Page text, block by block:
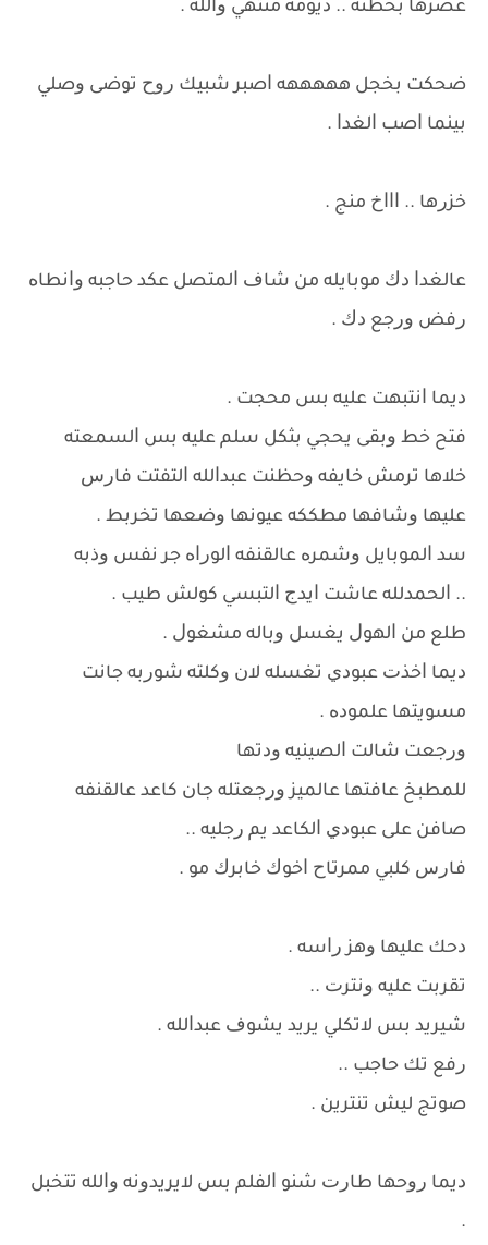
ﻋﺼﺮﻫﺎ ﺑﺤﻈﻨﻪ .. ﺩﻳﻮﻣﻪ ﻣﻨﺘﻬﻲ ﻭﺍﻟﻠﻪ .
ﺿﺤﻜﺖ ﺑﺨﺠﻞ ﻫﻬﻬﻬﻬﻪ ﺍﺻﺒﺮ ﺷﺒﻴﻚ ﺭﻭﺡ ﺗﻮﺿﻰ ﻭﺻﻠﻲ
ﺑﻴﻨﻤﺎ ﺍﺻﺐ ﺍﻟﻐﺪﺍ .
ﺧﺰﺭﻫﺎ .. ﺍﺍﺍﺥ ﻣﻨﺞ .
ﻋﺎﻟﻐﺪﺍ ﺩﻙ ﻣﻮﺑﺎﻳﻠﻪ ﻣﻦ ﺷﺎﻑ ﺍﻟﻤﺘﺼﻞ ﻋﻜﺪ ﺣﺎﺟﺒﻪ ﻭﺍﻧﻄﺎﻩ
ﺭﻓﺾ ﻭﺭﺟﻊ ﺩﻙ .
ﺩﻳﻤﺎ ﺍﻧﺘﺒﻬﺖ ﻋﻠﻴﻪ ﺑﺲ ﻣﺤﺠﺖ .
ﻓﺘﺢ ﺧﻂ ﻭﺑﻘﻰ ﻳﺤﺠﻲ ﺑﺜﻜﻞ ﺳﻠﻢ ﻋﻠﻴﻪ ﺑﺲ ﺍﻟﺴﻤﻌﺘﻪ
ﺧﻼﻫﺎ ﺗﺮﻣﺶ ﺧﺎﻳﻔﻪ ﻭﺣﻈﻨﺖ ﻋﺒﺪﺍﻟﻠﻪ ﺍﻟﺘﻔﺘﺖ ﻓﺎﺭﺱ
ﻋﻠﻴﻬﺎ ﻭﺷﺎﻓﻬﺎ ﻣﻄﻜﻜﻪ ﻋﻴﻮﻧﻬﺎ ﻭﺿﻌﻬﺎ ﺗﺨﺮﺑﻂ .
ﺳﺪ ﺍﻟﻤﻮﺑﺎﻳﻞ ﻭﺷﻤﺮﻩ ﻋﺎﻟﻘﻨﻔﻪ ﺍﻟﻮﺭﺍﻩ ﺟﺮ ﻧﻔﺲ ﻭﺫﺑﻪ
.. ﺍﻟﺤﻤﺪﻟﻠﻪ ﻋﺎﺷﺖ ﺍﻳﺪﺝ ﺍﻟﺘﺒﺴﻲ ﻛﻮﻟﺶ ﻃﻴﺐ .
ﻃﻠﻊ ﻣﻦ ﺍﻟﻬﻮﻝ ﻳﻐﺴﻞ ﻭﺑﺎﻟﻪ ﻣﺸﻐﻮﻝ .
ﺩﻳﻤﺎ ﺍﺧﺬﺕ ﻋﺒﻮﺩﻱ ﺗﻐﺴﻠﻪ ﻻﻥ ﻭﻛﻠﺘﻪ ﺷﻮﺭﺑﻪ ﺟﺎﻧﺖ
ﻣﺴﻮﻳﺘﻬﺎ ﻋﻠﻤﻮﺩﻩ .
ﻭﺭﺟﻌﺖ ﺷﺎﻟﺖ ﺍﻟﺼﻴﻨﻴﻪ ﻭﺩﺗﻬﺎ
ﻟﻠﻤﻄﺒﺦ ﻋﺎﻓﺘﻬﺎ ﻋﺎﻟﻤﻴﺰ ﻭﺭﺟﻌﺘﻠﻪ ﺟﺎﻥ ﻛﺎﻋﺪ ﻋﺎﻟﻘﻨﻔﻪ
ﺻﺎﻓﻦ ﻋﻠﻰ ﻋﺒﻮﺩﻱ ﺍﻟﻜﺎﻋﺪ ﻳﻢ ﺭﺟﻠﻴﻪ ..
ﻓﺎﺭﺱ ﻛﻠﺒﻲ ﻣﻤﺮﺗﺎﺡ ﺍﺧﻮﻙ ﺧﺎﺑﺮﻙ ﻣﻮ .
ﺩﺣﻚ ﻋﻠﻴﻬﺎ ﻭﻫﺰ ﺭﺍﺳﻪ .
ﺗﻘﺮﺑﺖ ﻋﻠﻴﻪ ﻭﻧﺘﺮﺕ ..
ﺷﻴﺮﻳﺪ ﺑﺲ ﻻﺗﻜﻠﻲ ﻳﺮﻳﺪ ﻳﺸﻮﻑ ﻋﺒﺪﺍﻟﻠﻪ .
ﺭﻓﻊ ﺗﻚ ﺣﺎﺟﺐ ..
ﺻﻮﺗﺞ ﻟﻴﺶ ﺗﻨﺘﺮﻳﻦ .
ﺩﻳﻤﺎ ﺭﻭﺣﻬﺎ ﻃﺎﺭﺕ ﺷﻨﻮ ﺍﻟﻔﻠﻢ ﺑﺲ ﻻﻳﺮﻳﺪﻭﻧﻪ ﻭﺍﻟﻠﻪ ﺗﺘﺨﺒﻞ
.